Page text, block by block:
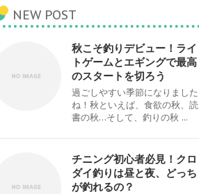
NEW POST
秋こそ釣りデビュー！ライ
トゲームとエギングで最高
のスタートを切ろう
過ごしやすい季節になりました
ね！秋といえば、食欲の秋、読
書の秋…そして、釣りの秋 ...
チニング初心者必見！クロ
ダイ釣りは昼と夜、どっち
が釣れるの？